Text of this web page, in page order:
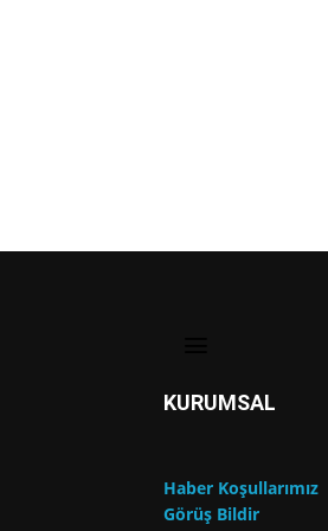
KURUMSAL
Haber Koşullarımız
Görüş Bildir